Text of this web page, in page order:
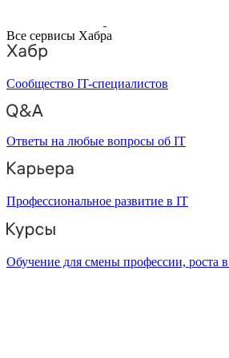
Все сервисы Хабра
Сообщество IT-специалистов
Ответы на любые вопросы об IT
Профессиональное развитие в IT
Обучение для смены профессии, роста